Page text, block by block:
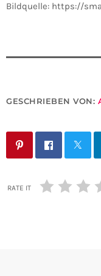
Bildquelle: https://
GESCHRIEBEN VON:
RATE IT